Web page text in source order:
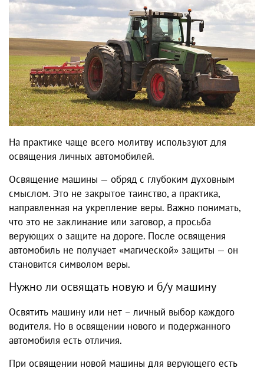
На практике чаще всего молитву используют для
освящения личных автомобилей.
Освящение машины — обряд с глубоким духовным
смыслом. Это не закрытое таинство, а практика,
направленная на укрепление веры. Важно понимать,
что это не заклинание или заговор, а просьба
верующих о защите на дороге. После освящения
автомобиль не получает «магической» защиты — он
становится символом веры.
Нужно ли освящать новую и б/у машину
Освятить машину или нет – личный выбор каждого
водителя. Но в освящении нового и подержанного
автомобиля есть отличия.
При освящении новой машины для верующего есть